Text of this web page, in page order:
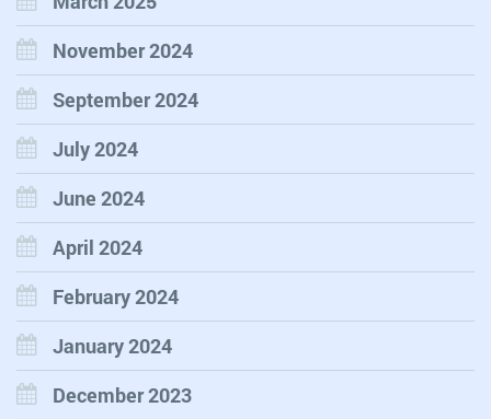
November 2024
September 2024
July 2024
June 2024
April 2024
February 2024
January 2024
December 2023